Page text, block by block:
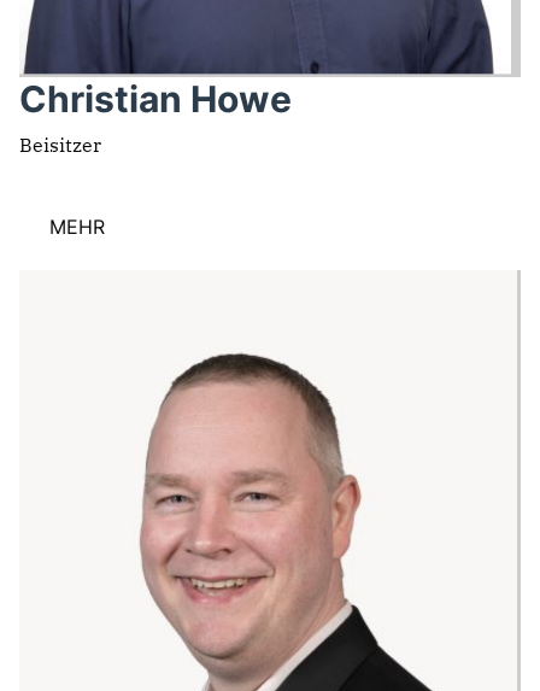
Christian Howe
Beisitzer
MEHR